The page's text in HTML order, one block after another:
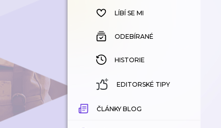
HISTORIE
LÍBÍ SE MI
ODEBÍRANÉ
HISTORIE
EDITORSKÉ TIPY
ČLÁNKY BLOG